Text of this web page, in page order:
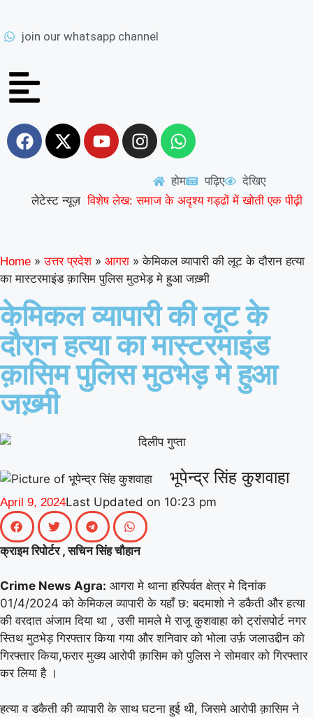
join our whatsapp channel
होम पढ़िए
देखिए
लेटेस्ट न्यूज़ विशेष लेख: समाज के अदृश्य गड्ढों में खोती एक पीढ़ी
पुरस्कार’ युवा शक्ति को समर्पित करेंगे अमन | वरिष्ठ
शिक्षाविद् डॉ. सत्यवीर सिंह को समग्र शिक्षा
(माध्यमिक) के जिला समन्वयक का प्रभार | गिनीज
वर्ल्ड रिकॉर्ड की खुशी से गूंजा माय भारत केंद्र, युवाओं
ने कहा- यह हमारी पीढ़ी की उपलब्धि | माय भारत से
में जब दिखे बागपत के अमन, गर्व से भर उठा यूपी |
Home » उत्तर प्रदेश » आगरा » केमिकल व्यापारी की लूट के दौरान हत्या
का मास्टरमाइंड क़ासिम पुलिस मुठभेड़ मे हुआ जख़्मी
केमिकल व्यापारी की लूट के
दौरान हत्या का मास्टरमाइंड
क़ासिम पुलिस मुठभेड़ मे हुआ
जख़्मी
भूपेन्द्र सिंह कुशवाहा
April 9, 2024Last Updated on 10:23 pm
क्राइम रिपोर्टर , सचिन सिंह चौहान
Crime News Agra: आगरा मे थाना हरिपर्वत क्षेत्र मे दिनांक
01/4/2024 को केमिकल व्यापारी के यहाँ छ: बदमाशो ने डकैती और हत्या
की वरदात अंजाम दिया था , उसी मामले मे राजू कुशवाहा को ट्रांसपोर्ट नगर
स्तिथ मुठभेड़ गिरफ्तार किया गया और शनिवार को भोला उर्फ़ जलाउद्दीन को
गिरफ्तार किया,फरार मुख्य आरोपी क़ासिम को पुलिस ने सोमवार को गिरफ्तार
कर लिया है ।
हत्या व डकैती की व्यापारी के साथ घटना हुई थी, जिसमे आरोपी क़ासिम ने